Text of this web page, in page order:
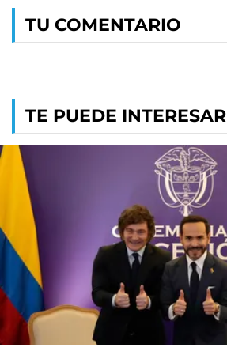
TU COMENTARIO
TE PUEDE INTERESAR